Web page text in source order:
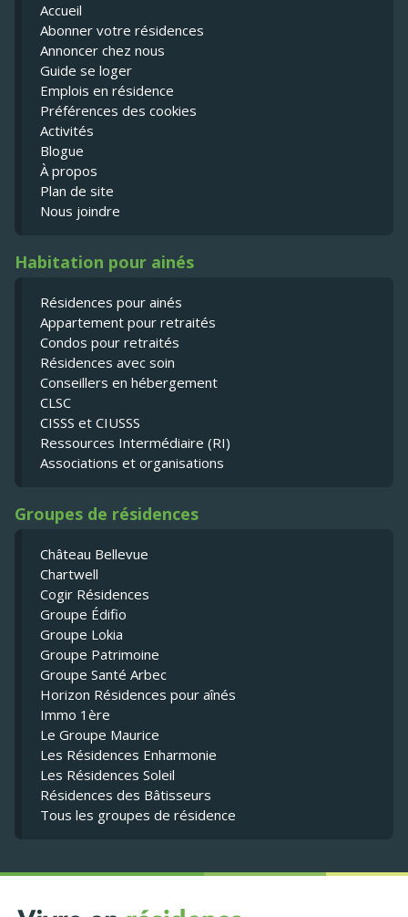
Accueil
Abonner votre résidences
Annoncer chez nous
Guide se loger
Emplois en résidence
Préférences des cookies
Activités
Blogue
À propos
Plan de site
Nous joindre
Habitation pour ainés
Résidences pour ainés
Appartement pour retraités
Condos pour retraités
Résidences avec soin
Conseillers en hébergement
CLSC
CISSS et CIUSSS
Ressources Intermédiaire (RI)
Associations et organisations
Groupes de résidences
Château Bellevue
Chartwell
Cogir Résidences
Groupe Édifio
Groupe Lokia
Groupe Patrimoine
Groupe Santé Arbec
Horizon Résidences pour aînés
Immo 1ère
Le Groupe Maurice
Les Résidences Enharmonie
Les Résidences Soleil
Résidences des Bâtisseurs
Tous les groupes de résidence